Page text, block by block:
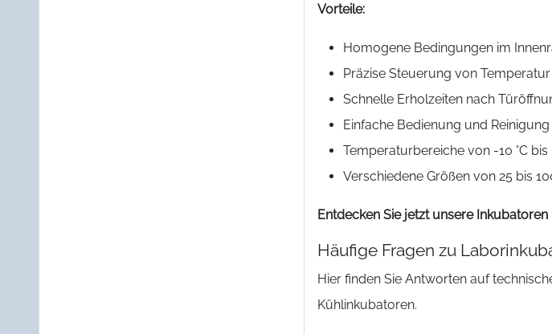
Vorteile:
Homogene Bedingungen im
Präzise Steuerung von Temperatur
Schnelle Erholzeiten nach
Einfache Bedienung und Reinigung
Temperaturbereiche von -10 °C bis
Verschiedene Größen von 25 bis
Entdecken Sie jetzt unsere
Häufige Fragen zu
Hier finden Sie Antworten auf
Kühlinkubatoren.